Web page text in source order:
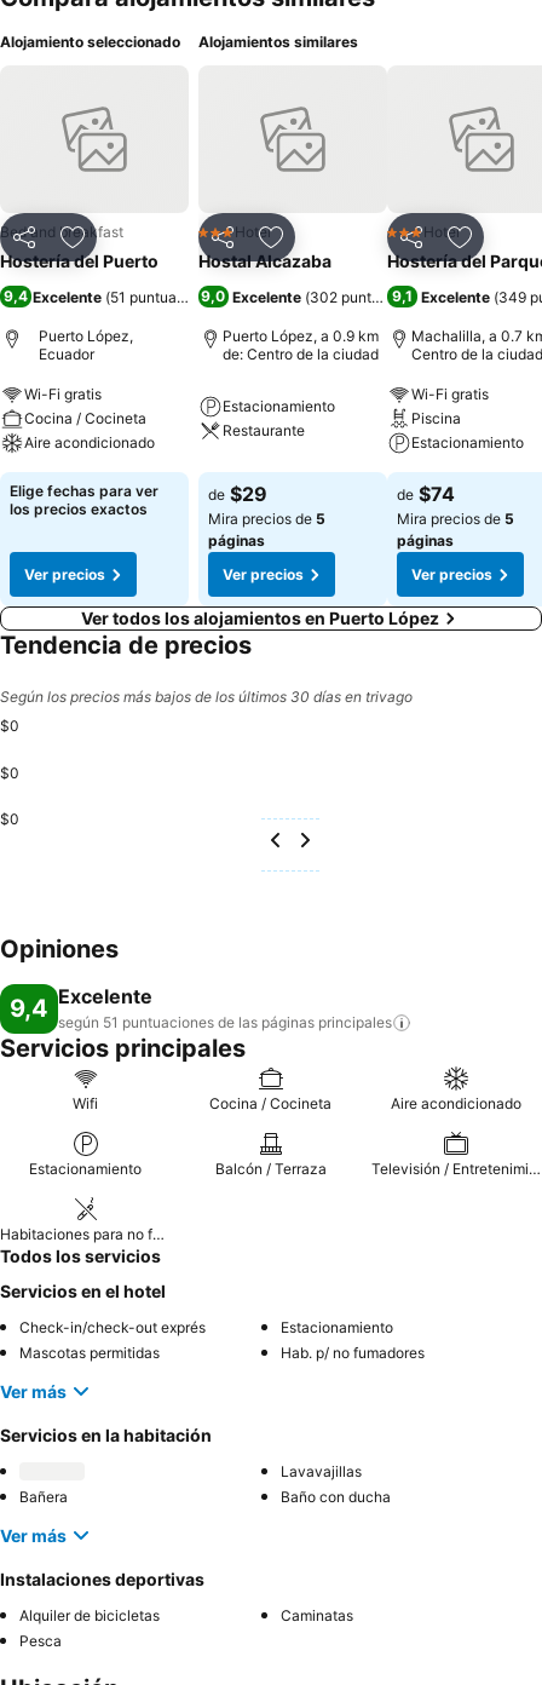
Alojamiento seleccionado
CompartirAgregar a favoritos
Bed and breakfast
Hostería del Puerto
9,4 Excelente (51 puntuaciones)
Puerto López,
Ecuador
Wi-Fi gratis
Cocina / Cocineta
Aire acondicionado
Elige fechas para ver
los precios exactos
Ver precios
Alojamientos similares
CompartirAgregar a favoritos
3 Estrellas
Hotel
Hostal Alcazaba
9,0 Excelente (302 puntuaciones)
Puerto López, a 0.9 km
de: Centro de la ciudad
Estacionamiento
Restaurante
de $29
Mira precios de 5
páginas
Ver precios
CompartirAgregar
3 Estrellas
Hotel
Hostería del
9,1 Excelente (349
Machalilla, a 0.7
Centro de la ciudad
Wi-Fi gratis
Piscina
Estacionamiento
de $74
Mira precios de 5
páginas
Ver precios
Ver todos los alojamientos en Puerto López
Tendencia de precios
Según los precios más bajos de los últimos 30 días en trivago
$0
$0
$0
Opiniones
9,4 Excelente
según 51 puntuaciones de las páginas principales
Servicios principales
Wifi Cocina / Cocineta Aire acondicionado
Estacionamiento Balcón / Terraza Televisión / Entretenimiento
Habitaciones para no fumadores
Todos los servicios
Servicios en el hotel
Check-in/check-out exprés
Estacionamiento
Mascotas permitidas
Hab. p/ no fumadores
Ver más
Servicios en la habitación
Lavavajillas
Bañera
Baño con ducha
Ver más
Instalaciones deportivas
Alquiler de bicicletas
Caminatas
Pesca